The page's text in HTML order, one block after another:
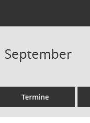
September
Termine